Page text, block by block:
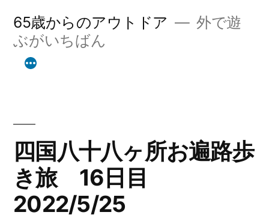
65歳からのアウトドア
外で遊
ぶがいちばん
四国八十八ヶ所お遍路歩
き旅 16日目
2022/5/25